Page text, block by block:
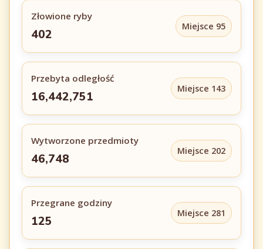
Złowione ryby
402
Miejsce 95
Przebyta odległość
16,442,751
Miejsce 143
Wytworzone przedmioty
46,748
Miejsce 202
Przegrane godziny
125
Miejsce 281